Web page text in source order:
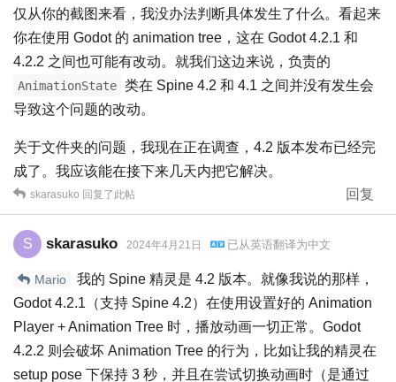
仅从你的截图来看，我没办法判断具体发生了什么。看起来
你在使用 Godot 的 animation tree，这在 Godot 4.2.1 和
4.2.2 之间也可能有改动。就我们这边来说，负责的
AnimationState 类在 Spine 4.2 和 4.1 之间并没有发生会
导致这个问题的改动。
关于文件夹的问题，我现在正在调查，4.2 版本发布已经完
成了。我应该能在接下来几天内把它解决。
回复
skarasuko 回复了此帖
S skarasuko 2024年4月21日 已从英语翻译为中文
Mario
我的 Spine 精灵是 4.2 版本。就像我说的那样，
Godot 4.2.1（支持 Spine 4.2）在使用设置好的 Animation
Player + Animation Tree 时，播放动画一切正常。Godot
4.2.2 则会破坏 Animation Tree 的行为，比如让我的精灵在
setup pose 下保持 3 秒，并且在尝试切换动画时（是通过